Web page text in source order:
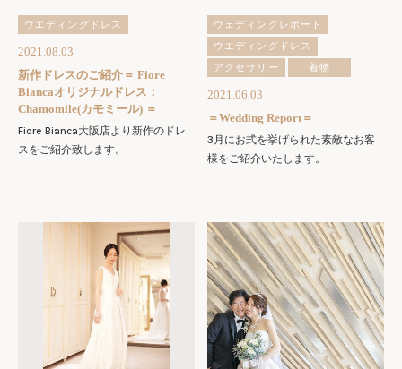
ウエディングドレス
2021.08.03
新作ドレスのご紹介＝ Fiore
Biancaオリジナルドレス：
Chamomile(カモミール) ＝
Fiore Bianca大阪店より新作のドレ
スをご紹介致します。
ウェディングレポート
ウエディングドレス
アクセサリー
着物
2021.06.03
＝Wedding Report＝
3月にお式を挙げられた素敵なお客
様をご紹介いたします。